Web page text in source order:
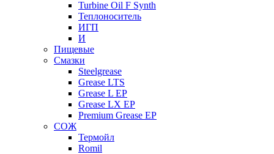
Turbine Oil F Synth
Теплоноситель
ИГП
И
Пищевые
Смазки
Steelgrease
Grease LTS
Grease L EP
Grease LX EP
Premium Grease EP
СОЖ
Термойл
Romil